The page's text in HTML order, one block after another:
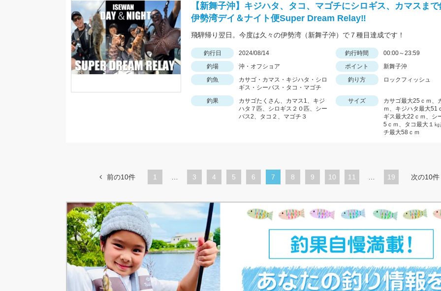
【新舞子沖】キジハタ、タコ、マゴチにシロギス、カマスまで
伊勢湾デイ＆ナイト便Super Dream Relay‼
飛騨帰り翌日。今度は久々の伊勢湾（新舞子沖）で７種目達成です！
釣行日 2024/08/14 釣行時間
00:00～23:59
釣場
沖・オフショア ポイント
新舞子沖
釣魚
カサゴ・カマス・キジハタ・シロ
ギス・シーバス・タコ・マゴチ
釣り方 ロックフィッシュ
釣果
カサゴたくさん、カマス1、キジ
ハタ７匹、シロギス２０匹、シー
バス2、タコ２、マゴチ３
サイズ
カサゴ最大25ｃｍ、
ｍ、キジハタ最大51
ギス最大22ｃｍ、シ
5ｃｍ、タコ最大１
チ最大58ｃｍ
前の10件 1
ペ
ジ
3
ペ
ジ
4
ペ
5
ペ
6
カ
ト
ジ
7
ペ
8
ペ
9
ペ
10
ペ
11 19 次の10件